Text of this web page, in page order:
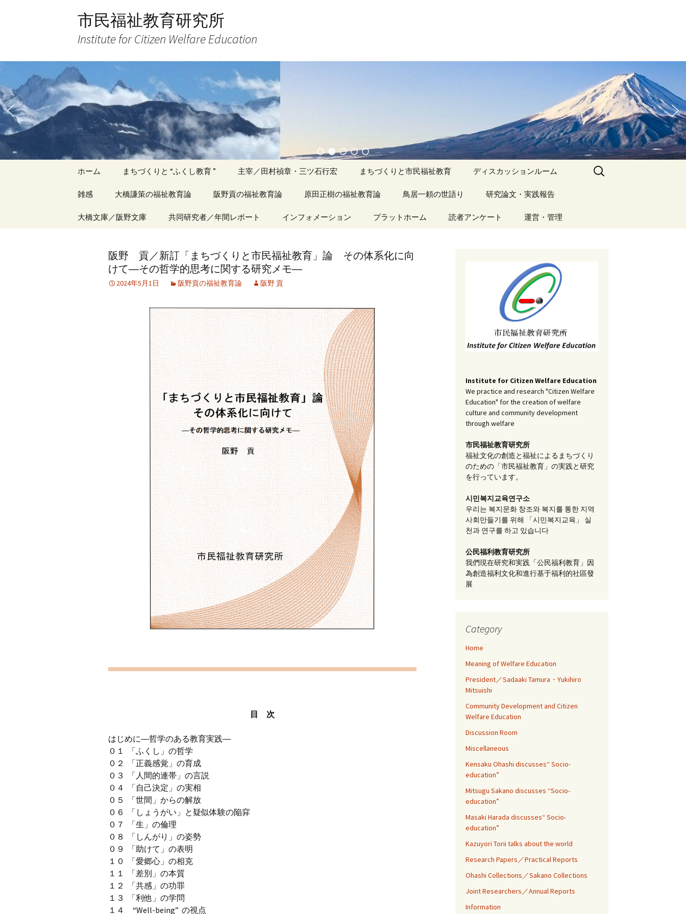
キ
ッ
プ
市民福祉教育研究所
Institute for Citizen Welfare Education
ホーム まちづくりと “ふくし教育 ” 主宰／田村禎章・三ツ石行宏 まちづくりと市民福祉教育
アーカイブ（１）
アーカイブ（３）
記事（101）～
アーカイブ（５）
記事（201）～
ディスカッションルーム
アーカイブ（１）
アーカイブ（４）
記事（151）～
アーカイブ（５）
記事（201）～
雑感
アーカイブ（１）
記事（51）～
アーカイブ（３）
記事（101）～
大橋謙策の福祉教育論
アーカイブ（１）
論文
アーカイブ（３）
老爺心お節介情報
アーカイブ（４）
アーカイブ（５）
四国遍路紀行文
阪野貢の福祉教育論
アーカイブ（１）
ブックレット
アーカイブ（３）
論文
アーカイブ（４）
社会福祉セミナー
アーカイブ（５）
研究業績
原田正樹の福祉教育論
アーカイブ（１）
アーカイブ（２）
学位論文
アーカイブ（４）
講演録
アーカイブ（５）
その他
鳥居一頼の世語り
アーカイブ（１）
2019/07/17～12/31
研究論文・実践報告
アーカイブ（１）
アーカイブ（３）
調査報告
アーカイブ（４）
実践報告
アーカイブ（５）
コラム
大橋文庫／阪野文庫 共同研究者／年間レポート インフォメーション プラットホーム 読者アンケート 運営・管理
検
索:
阪野 貢／新訂「まちづくりと市民福祉教育」論 その体系化に向
けて―その哲学的思考に関する研究メモ―
2024年5月1日 阪野貢の福祉教育論 阪野 貢
目 次
はじめに―哲学のある教育実践―
０１ 「ふくし」の哲学
０２ 「正義感覚」の育成
０３ 「人間的連帯」の言説
０４ 「自己決定」の実相
０５ 「世間」からの解放
０６ 「しょうがい」と疑似体験の陥穽
０７ 「生」の倫理
０８ 「しんがり」の姿勢
０９ 「助けて」の表明
１０ 「愛郷心」の相克
１１ 「差別」の本質
１２ 「共感」の功罪
１３ 「利他」の学問
１４ “Well-being” の視点
Institute for Citizen Welfare Education
We practice and research "Citizen Welfare
Education" for the creation of welfare
culture and community development
through welfare
市民福祉教育研究所
福祉文化の創造と福祉によるまちづくり
のための「市民福祉教育」の実践と研究
を行っています。
시민복지교육연구소
우리는 복지문화 창조와 복지를 통한 지역
사회만들기를 위해 「시민복지교육」 실
천과 연구를 하고 있습니다
公民福利教育研究所
我們現在研究和実践「公民福利教育」因
為創造福利文化和進行基于福利的社區發
展
Category
Home
Meaning of Welfare Education
President／Sadaaki Tamura・Yukihiro
Mitsuishi
Community Development and Citizen
Welfare Education
Discussion Room
Miscellaneous
Kensaku Ohashi discusses“ Socio-
education”
Mitsugu Sakano discusses “Socio-
education”
Masaki Harada discusses“ Socio-
education”
Kazuyori Torii talks about the world
Research Papers／Practical Reports
Ohashi Collections／Sakano Collections
Joint Researchers／Annual Reports
Information